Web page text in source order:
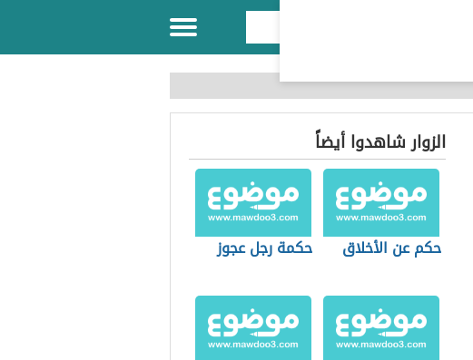
الزوار شاهدوا أيضاً
حكم عن الأخلاق حكمة رجل عجوز